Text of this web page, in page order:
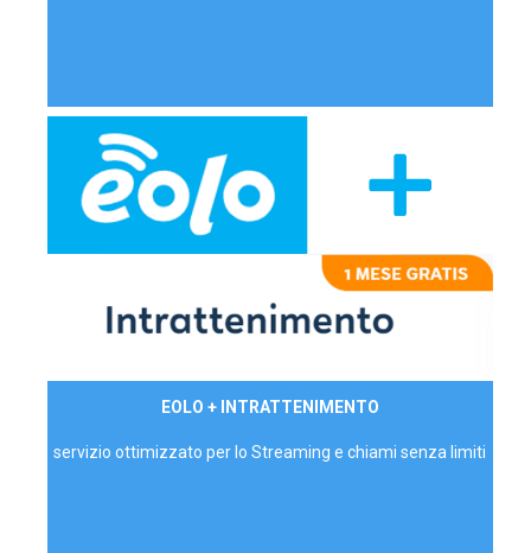
EOLO + INTRATTENIMENTO
servizio ottimizzato per lo Streaming e chiami senza limiti